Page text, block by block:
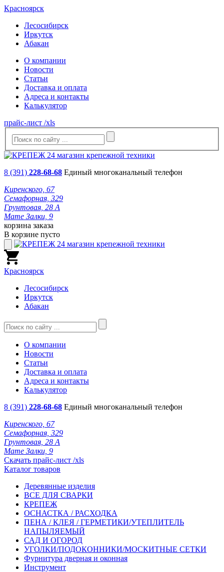
Красноярск
Лесосибирск
Иркутск
Абакан
О компании
Новости
Статьи
Доставка и оплата
Адреса и контакты
Калькулятор
прайс-лист /xls
8 (391) 228-68-68 Единый многоканальный телефон
Киренского, 67
Семафорная, 329
Грунтовая, 28 А
Мате Залки, 9
корзина заказа
В корзине пусто
Красноярск
Лесосибирск
Иркутск
Абакан
О компании
Новости
Статьи
Доставка и оплата
Адреса и контакты
Калькулятор
8 (391) 228-68-68 Единый многоканальный телефон
Киренского, 67
Семафорная, 329
Грунтовая, 28 А
Мате Залки, 9
Скачать прайс-лист /xls
Каталог товаров
Деревянные изделия
ВСЕ ДЛЯ СВАРКИ
КРЕПЕЖ
ОСНАСТКА / РАСХОДКА
ПЕНА / КЛЕЯ / ГЕРМЕТИКИ/УТЕПЛИТЕЛЬ
НАПЫЛЯЕМЫЙ
САД И ОГОРОД
УГОЛКИ/ПОДОКОННИКИ/МОСКИТНЫЕ СЕТКИ
Фурнитура дверная и оконная
Инструмент